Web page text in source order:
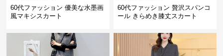
60代ファッション 優美な水墨画
風マキシスカート
60代ファッション 贅沢スパンコ
ール きらめき膝丈スカート